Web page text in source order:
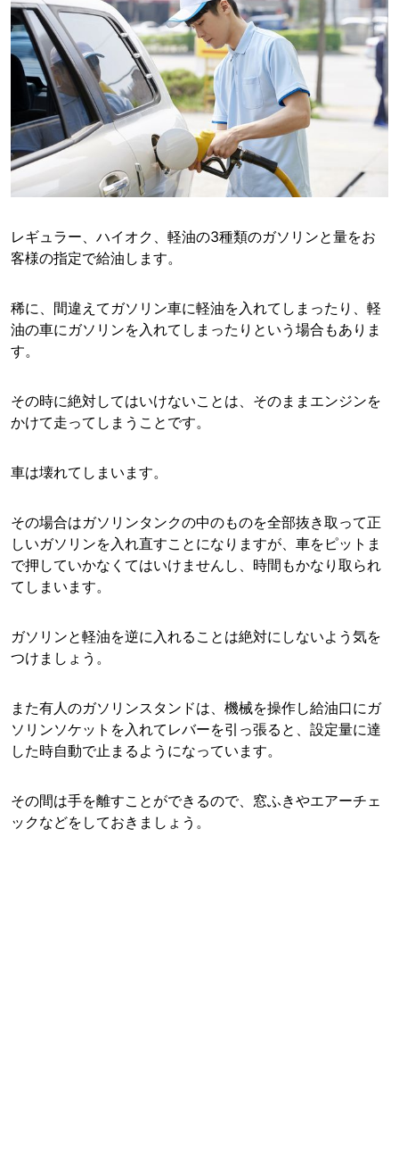
レギュラー、ハイオク、軽油の3種類のガソリンと量をお
客様の指定で給油します。
稀に、間違えてガソリン車に軽油を入れてしまったり、軽
油の車にガソリンを入れてしまったりという場合もありま
す。
その時に絶対してはいけないことは、そのままエンジンを
かけて走ってしまうことです。
車は壊れてしまいます。
その場合はガソリンタンクの中のものを全部抜き取って正
しいガソリンを入れ直すことになりますが、車をピットま
で押していかなくてはいけませんし、時間もかなり取られ
てしまいます。
ガソリンと軽油を逆に入れることは絶対にしないよう気を
つけましょう。
また有人のガソリンスタンドは、機械を操作し給油口にガ
ソリンソケットを入れてレバーを引っ張ると、設定量に達
した時自動で止まるようになっています。
その間は手を離すことができるので、窓ふきやエアーチェ
ックなどをしておきましょう。